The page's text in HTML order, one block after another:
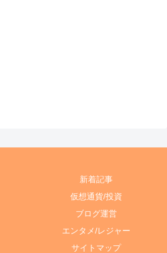
新着記事
仮想通貨/投資
ブログ運営
エンタメ/レジャー
サイトマップ